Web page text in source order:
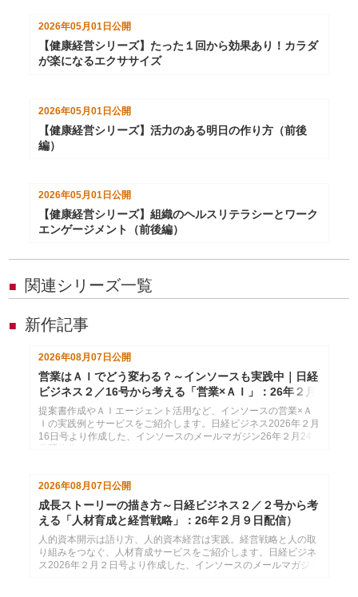
2026年05月01日 公開
【健康経営シリーズ】たった１回から効果あり！カラダ
が楽になるエクササイズ
2026年05月01日公開
【健康経営シリーズ】活力のある明日の作り方（前後
編）
2026年05月01日公開
【健康経営シリーズ】組織のヘルスリテラシーとワーク
エンゲージメント（前後編）
■ 関連シリーズ一覧
■ 新作記事
2026年08月07日 公開
営業はＡＩでどう変わる？～インソースも実践中｜日経
ビジネス２／16号から考える「営業×ＡＩ」：26年２月
24日配信
提案書作成やＡＩエージェント活用など、インソースの営業×Ａ
Ｉの実践例とサービスをご紹介します。日経ビジネス2026年２月
16日号より作成した、インソースのメールマガジン26年２月24
2026年08月07日公開
成長ストーリーの描き方～日経ビジネス２／２号から考
える「人材育成と経営戦略」：26年２月９日配信）
人的資本開示は語り方、人的資本経営は実践。経営戦略と人の取
り組みをつなぐ、人材育成サービスをご紹介します。日経ビジネ
ス2026年２月２日号より作成した、インソースのメールマガジン